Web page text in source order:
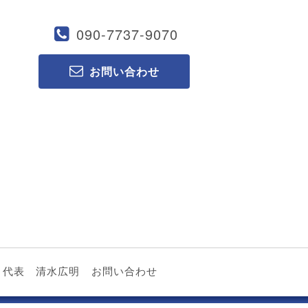
090-7737-9070
お問い合わせ
代表 清水広明 お問い合わせ